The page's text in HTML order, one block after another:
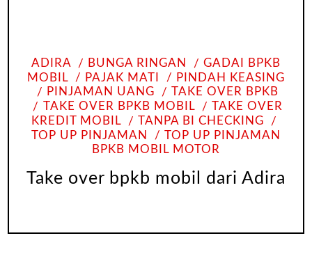
ADIRA BUNGA RINGAN
GADAI BPKB
MOBIL
PAJAK MATI
PINDAH KEASING
PINJAMAN UANG
TAKE OVER BPKB
TAKE OVER BPKB MOBIL
TAKE OVER
KREDIT MOBIL
TANPA BI CHECKING
TOP UP PINJAMAN
TOP UP PINJAMAN
BPKB MOBIL MOTOR
Take over bpkb mobil dari Adira